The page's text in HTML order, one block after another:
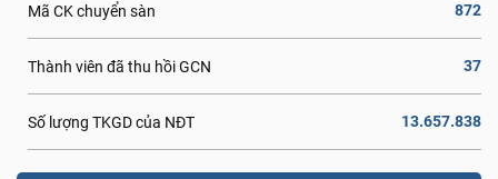
Mã CK chuyển sàn 872
Thành viên đã thu hồi GCN 37
Số lượng TKGD của NĐT 13.657.838